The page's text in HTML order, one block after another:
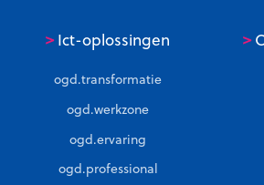
>Ict-oplossingen
ogd.transformatie
ogd.werkzone
ogd.ervaring
ogd.professional
>